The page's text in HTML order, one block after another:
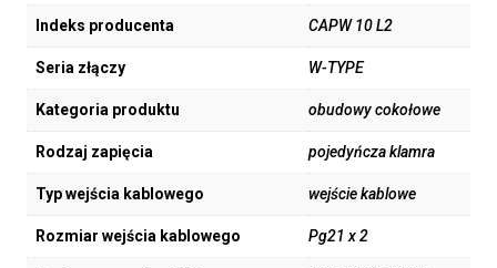
Indeks producenta CAPW 10 L2
Seria złączy W-TYPE
Kategoria produktu obudowy cokołowe
Rodzaj zapięcia pojedyńcza klamra
Typ wejścia kablowego wejście kablowe
Rozmiar wejścia kablowego Pg21 x 2